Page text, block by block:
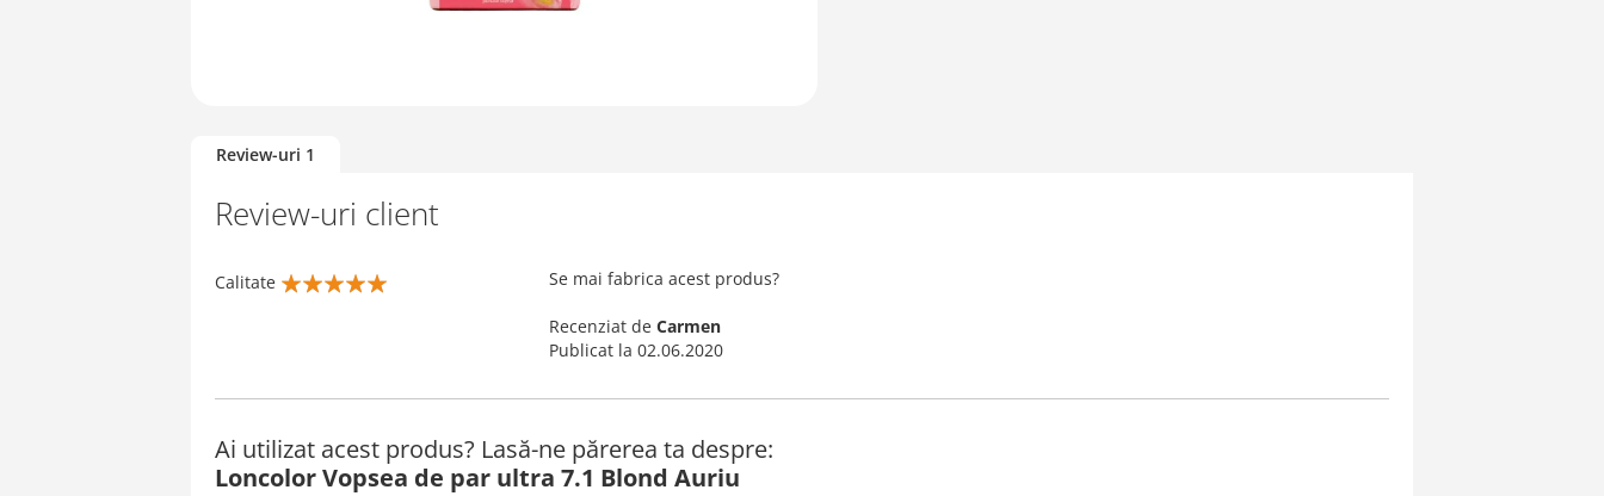
gallery
Review-uri 1
Review-uri client
Calitate
Se mai fabrica acest produs?
Recenziat de Carmen
Publicat la 02.06.2020
Ai utilizat acest produs? Lasă-ne părerea ta despre:
Loncolor Vopsea de par ultra 7.1 Blond Auriu